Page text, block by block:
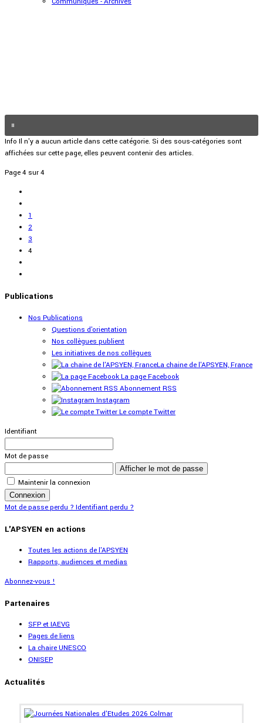
Info Il n'y a aucun article dans cette catégorie. Si des sous-catégories sont
affichées sur cette page, elles peuvent contenir des articles.
Page 4 sur 4
1
2
3
4
Publications
Nos Publications
Questions d'orientation
Nos collègues publient
Les initiatives de nos collègues
La chaine de l'APSYEN, France
La page Facebook
Abonnement RSS
Instagram
Le compte Twitter
Identifiant
Mot de passe
Afficher le mot de passe
Maintenir la connexion
Connexion
Mot de passe perdu ? Identifiant perdu ?
L'APSYEN en actions
Toutes les actions de l'APSYEN
Rapports, audiences et medias
Abonnez-vous !
Partenaires
SFP et IAEVG
Pages de liens
La chaire UNESCO
ONISEP
Actualités